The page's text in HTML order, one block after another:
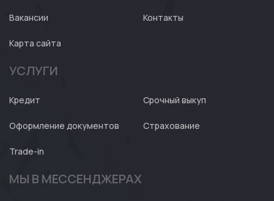
Вакансии Контакты
Карта сайта
УСЛУГИ
Кредит Срочный выкуп
Оформление документов Страхование
Trade-in
МЫ В МЕССЕНДЖЕРАХ